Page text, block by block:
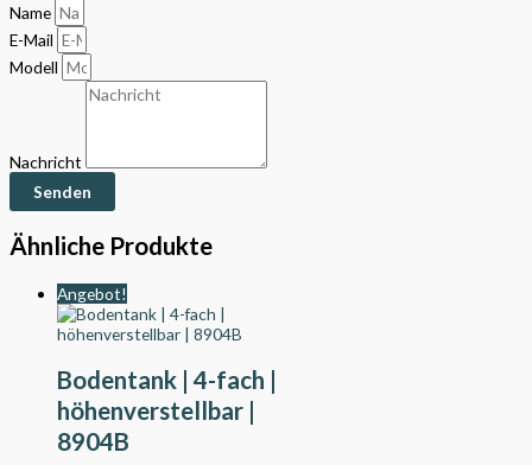
Name
E-Mail
Modell
Nachricht
Senden
Ähnliche Produkte
Angebot!
Bodentank | 4-fach |
höhenverstellbar |
8904B